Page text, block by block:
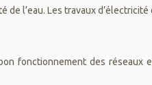
l’eau. Les travaux
fonctionnement des réseaux